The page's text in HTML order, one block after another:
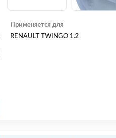
Применяется для
RENAULT TWINGO 1.2